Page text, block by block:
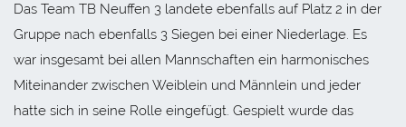
Das Team TB Neuffen 3 landete ebenfalls auf Platz 2 in der
Gruppe nach ebenfalls 3 Siegen bei einer Niederlage. Es
war insgesamt bei allen Mannschaften ein harmonisches
Miteinander zwischen Weiblein und Männlein und jeder
hatte sich in seine Rolle eingefügt. Gespielt wurde das